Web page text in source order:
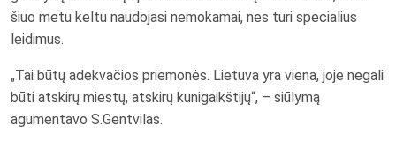
šiuo metu keltu naudojasi nemokamai, nes turi specialius
leidimus.
„Tai būtų adekvačios priemonės. Lietuva yra viena, joje negali
būti atskirų miestų, atskirų kunigaikštijų“, – siūlymą
agumentavo S.Gentvilas.